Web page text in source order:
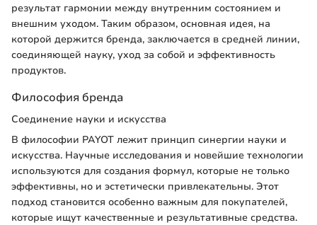
результат гармонии между внутренним состоянием и
внешним уходом. Таким образом, основная идея, на
которой держится бренда, заключается в средней линии,
соединяющей науку, уход за собой и эффективность
продуктов.
Философия бренда
Соединение науки и искусства
В философии PAYOT лежит принцип синергии науки и
искусства. Научные исследования и новейшие технологии
используются для создания формул, которые не только
эффективны, но и эстетически привлекательны. Этот
подход становится особенно важным для покупателей,
которые ищут качественные и результативные средства.